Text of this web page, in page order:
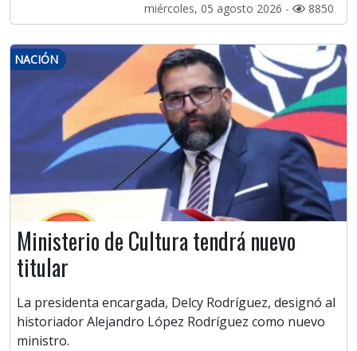
miércoles, 05 agosto 2026 - 8850
NACIÓN
Ministerio de Cultura tendrá nuevo
titular
La presidenta encargada, Delcy Rodríguez, designó al
historiador Alejandro López Rodríguez como nuevo
ministro.